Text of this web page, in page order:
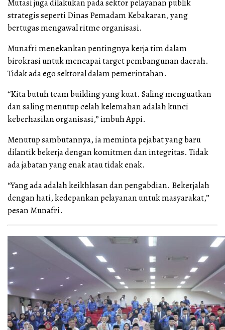
Mutasi juga dilakukan pada sektor pelayanan publik
strategis seperti Dinas Pemadam Kebakaran, yang
bertugas mengawal ritme organisasi.
Munafri menekankan pentingnya kerja tim dalam
birokrasi untuk mencapai target pembangunan daerah.
Tidak ada ego sektoral dalam pemerintahan.
“Kita butuh team building yang kuat. Saling menguatkan
dan saling menutup celah kelemahan adalah kunci
keberhasilan organisasi,” imbuh Appi.
Menutup sambutannya, ia meminta pejabat yang baru
dilantik bekerja dengan komitmen dan integritas. Tidak
ada jabatan yang enak atau tidak enak.
“Yang ada adalah keikhlasan dan pengabdian. Bekerjalah
dengan hati, kedepankan pelayanan untuk masyarakat,”
pesan Munafri.